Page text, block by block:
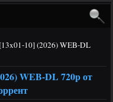
10] (2026) WEB-DL
WEB-DL 720p от